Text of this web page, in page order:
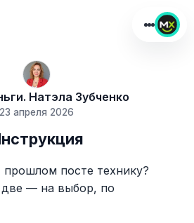
Натэла Зубченко
23 апреля 2026
посте технику?
— на выбор, по